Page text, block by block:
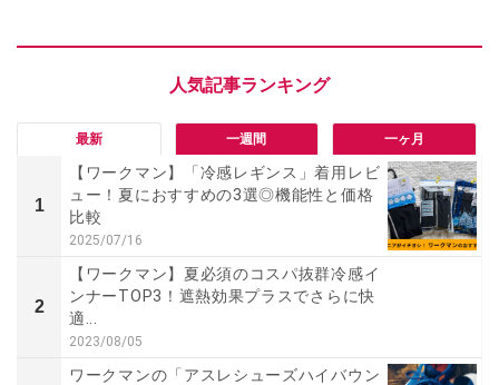
最新 一週間 一ヶ月
1
【ワークマン】「冷感レギンス」着用レビ
ュー！夏におすすめの3選◎機能性と価格
比較
2025/07/16
2
【ワークマン】夏必須のコスパ抜群冷感イ
ンナーTOP3！遮熱効果プラスでさらに快
適...
2023/08/05
ワークマンの「アスレシューズハイバウン